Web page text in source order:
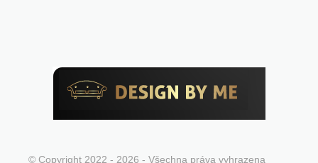
© Copyright 2022 - 2026 - Všechna práva vyhrazena